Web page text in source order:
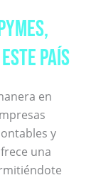
PAÍS
en
y
una